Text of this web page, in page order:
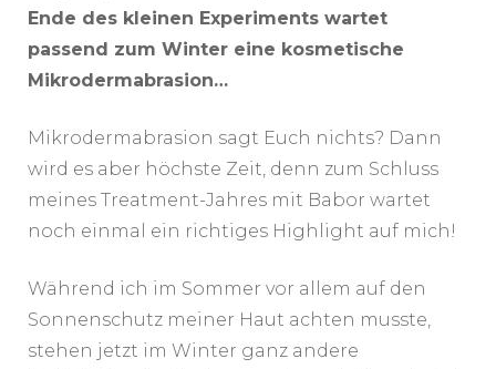
Ende des kleinen Experiments wartet
passend zum Winter eine kosmetische
Mikrodermabrasion…
Mikrodermabrasion sagt Euch nichts? Dann
wird es aber höchste Zeit, denn zum Schluss
meines Treatment-Jahres mit Babor wartet
noch einmal ein richtiges Highlight auf mich!
Während ich im Sommer vor allem auf den
Sonnenschutz meiner Haut achten musste,
stehen jetzt im Winter ganz andere